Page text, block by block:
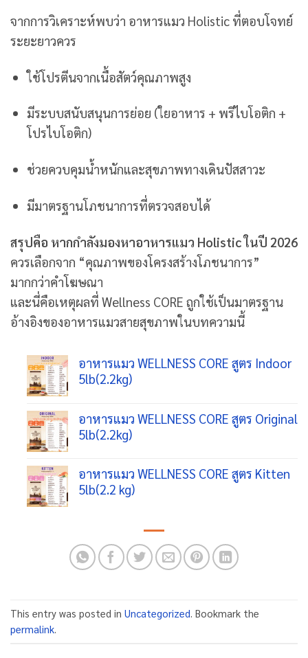
จากการวิเคราะห์พบว่า อาหารแมว Holistic ที่ตอบโจทย์
ระยะยาวควร
ใช้โปรตีนจากเนื้อสัตว์คุณภาพสูง
มีระบบสนับสนุนการย่อย (ใยอาหาร + พรีไบโอติก +
โปรไบโอติก)
ช่วยควบคุมน้ำหนักและสุขภาพทางเดินปัสสาวะ
มีมาตรฐานโภชนาการที่ตรวจสอบได้
สรุปคือ หากกำลังมองหาอาหารแมว Holistic ในปี 2026
ควรเลือกจาก “คุณภาพของโครงสร้างโภชนาการ”
มากกว่าคำโฆษณา
และนี่คือเหตุผลที่ Wellness CORE ถูกใช้เป็นมาตรฐาน
อ้างอิงของอาหารแมวสายสุขภาพในบทความนี้
อาหารแมว WELLNESS CORE สูตร Indoor
5lb(2.2kg)
อาหารแมว WELLNESS CORE สูตร Original
5lb(2.2kg)
อาหารแมว WELLNESS CORE สูตร Kitten
5lb(2.2 kg)
This entry was posted in Uncategorized. Bookmark the
permalink.